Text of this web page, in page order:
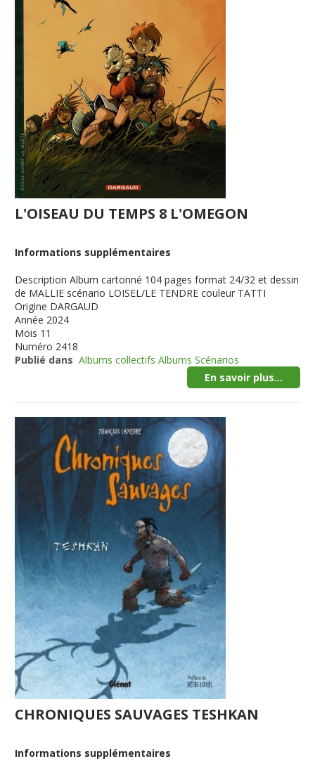
L'OISEAU DU TEMPS 8 L'OMEGON
Informations supplémentaires
Description Album cartonné 104 pages format 24/32 et dessin
de MALLIE scénario LOISEL/LE TENDRE couleur TATTI
Origine DARGAUD
Année 2024
Mois 11
Numéro 2418
Publié dans Albums collectifs Albums Scénarios
En savoir plus...
CHRONIQUES SAUVAGES TESHKAN
Informations supplémentaires